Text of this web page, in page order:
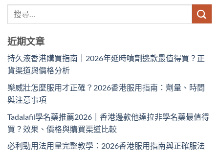
近期文章
持久液香港購買指南｜2026年延時噴劑邊款最值得買？正
貨渠道與價格分析
樂威壯怎麼服用才正確？2026香港服用指南：劑量、時間
與注意事項
Tadalafil學名藥推薦2026｜香港邊款他達拉非學名藥最值得
買？效果、價格與購買渠道比較
必利勁用法用量完整教學：2026香港服用指南與正確服法